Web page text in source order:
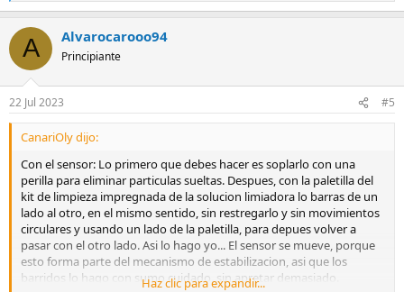
e
c
i
e
s
A Alvarocarooo94
Principiante
22 Jul 2023 #5
CanariOly dijo:
Con el sensor: Lo primero que debes hacer es soplarlo con una
perilla para eliminar particulas sueltas. Despues, con la paletilla del
kit de limpieza impregnada de la solucion limiadora lo barras de un
lado al otro, en el mismo sentido, sin restregarlo y sin movimientos
circulares y usando un lado de la paletilla, para depues volver a
pasar con el otro lado. Asi lo hago yo... El sensor se mueve, porque
esto forma parte del mecanismo de estabilizacion, asi que los
barridos lo hago con sumo cuidado, sin apretar demasiado.
Haz clic para expandir...